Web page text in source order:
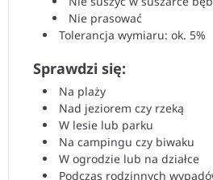
Nie prasować
Tolerancja wymiaru: ok. 5%
Sprawdzi się:
Na plaży
Nad jeziorem czy rzeką
W lesie lub parku
Na campingu czy biwaku
W ogrodzie lub na działce
Podczas rodzinnych